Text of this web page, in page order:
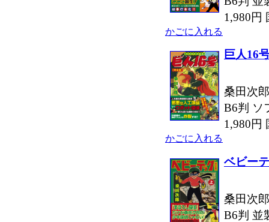
1,980円
かごに入れる
巨人16
桑田次
B6判 ソ
1,980円
かごに入れる
ベビー
桑田次
B6判 並